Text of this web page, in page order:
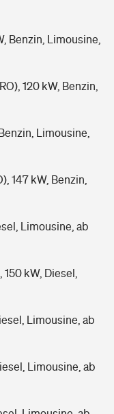
Benzin, Limousine,
120 kW, Benzin,
Limousine,
147 kW, Benzin,
Limousine, ab
kW, Diesel,
Limousine, ab
Limousine, ab